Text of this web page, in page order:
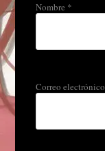
Nombre *
Correo electrónico